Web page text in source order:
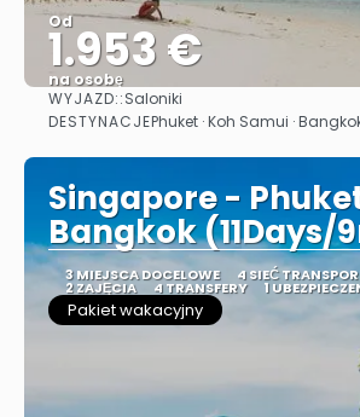
Od
1.953 €
na osobę
Zobacz
WYJAZD::Saloniki
DESTYNACJEPhuket · Koh Samui ·
Singapore -
Bangkok (11Days/
3 MIEJSCA DOCELOWE 4 SIEĆ
2 ZAJĘCIA 4 TRANSFERY 1
Pakiet wakacyjny